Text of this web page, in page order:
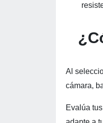
Al
cámara,
Evalúa